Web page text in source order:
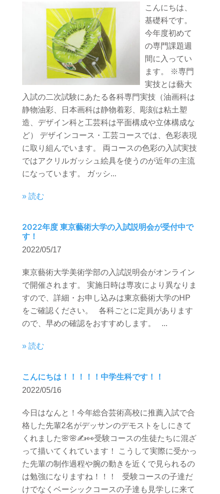
こんにちは、
基礎科です。
今年度初めて
の専門課題週
間に入ってい
ます。 ※専門
実技とは藝大
入試の二次試験にあたる各科専門実技（油画科は
静物油彩、日本画科は静物着彩、彫刻は粘土塑
造、デザイン科と工芸科は平面構成や立体構成な
ど） デザインコース・工芸コースでは、色彩表現
に取り組んでいます。 両コースの色彩の入試実技
ではアクリルガッシュ絵具を使うのが近年の主流
になっています。 ガッシ...
» 読む
2022年度 東京藝術大学の入試説明会が受付中で
す！
2022/05/17
東京藝術大学美術学部の入試説明会がオンライン
で開催されます。 実施日時は専攻により異なりま
すので、詳細・お申し込みは東京藝術大学のHP
をご確認ください。 各科ごとに定員があります
ので、早めの確認をおすすめします。 ...
» 読む
こんにちは！！！！！中学生科です！！
2022/05/16
今日はなんと！今年総合芸術高校に推薦入試で合
格した先輩2名がデッサンのデモストをしにきて
くれました🌸🌸✍️👀受験コースの生徒たちに混ざ
って描いてくれています！ こうして実際に受かっ
た先輩の制作過程や腕の動きを近くで見られるの
は勉強になりますね！！！ 受験コースの子達だ
けでなくベーシックコースの子達も見学しに来て